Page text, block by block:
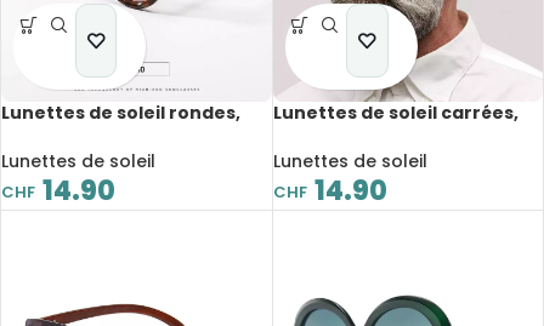
Lunettes de soleil rondes,
Lunettes de soleil
CHF 14.90
Lunettes de soleil carrées,
Lunettes de soleil
CHF 14.90